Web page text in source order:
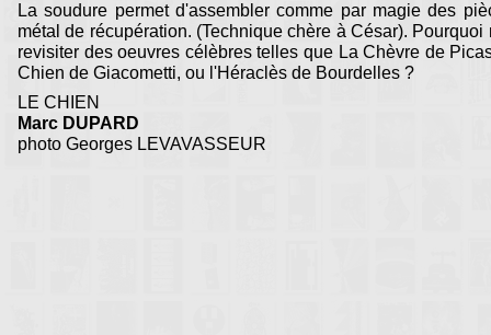
La soudure permet d'assembler comme par magie des
métal de récupération. (Technique chère à César). Pourquoi
revisiter des oeuvres célèbres telles que La Chèvre de
Chien de Giacometti, ou l'Héraclès de Bourdelles ?
LE CHIEN
Marc DUPARD
photo Georges LEVAVASSEUR